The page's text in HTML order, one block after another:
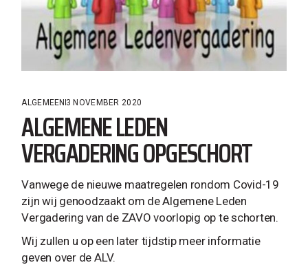
ALGEMEEN 3 NOVEMBER 2020
ALGEMENE LEDEN
VERGADERING OPGESCHORT
Vanwege de nieuwe maatregelen rondom Covid-19
zijn wij genoodzaakt om de Algemene Leden
Vergadering van de ZAVO voorlopig op te schorten.
Wij zullen u op een later tijdstip meer informatie
geven over de ALV.